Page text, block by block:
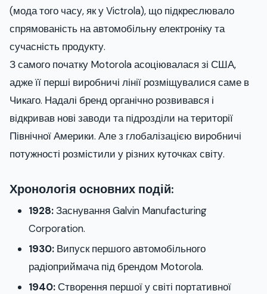
(мода того часу, як у Victrola), що підкреслювало
спрямованість на автомобільну електроніку та
сучасність продукту.
З самого початку Motorola асоціювалася зі США,
адже її перші виробничі лінії розміщувалися саме в
Чикаго. Надалі бренд органічно розвивався і
відкривав нові заводи та підрозділи на території
Північної Америки. Але з глобалізацією виробничі
потужності розмістили у різних куточках світу.
Хронологія основних подій:
1928:Заснування Galvin Manufacturing
Corporation.
1930: Випуск першого автомобільного
радіоприймача під брендом Motorola.
1940:Створення першої у світі портативної